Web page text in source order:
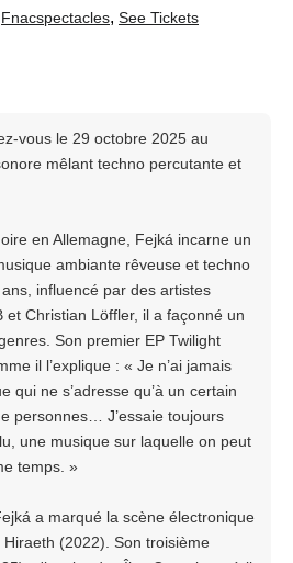
Fnacspectacles, See Tickets
vous le 29 octobre 2025 au
mêlant techno percutante et
en Allemagne, Fejká incarne un
ambiante rêveuse et techno
influencé par des artistes
et Christian Löffler, il a façonné un
Son premier EP Twilight
il l’explique : « Je n’ai jamais
qui ne s’adresse qu’à un certain
personnes… J’essaie toujours
une musique sur laquelle on peut
temps. »
a marqué la scène électronique
(2022). Son troisième